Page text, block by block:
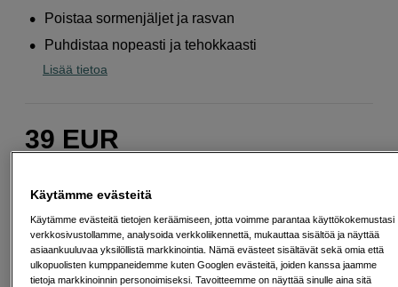
Poistaa sormenjäljet ja rasvan
Puhdistaa nopeasti ja tehokkaasti
Lisää tietoa
39 EUR
Määrä
Käytämme evästeitä
Käytämme evästeitä tietojen keräämiseen, jotta voimme parantaa käyttökokemustasi
verkkosivustollamme, analysoida verkkoliikennettä, mukauttaa sisältöä ja näyttää
asiaankuuluvaa yksilöllistä markkinointia. Nämä evästeet sisältävät sekä omia että
ulkopuolisten kumppaneidemme kuten Googlen evästeitä, joiden kanssa jaamme
tietoja markkinoinnin personoimiseksi. Tavoitteemme on näyttää sinulle aina sitä